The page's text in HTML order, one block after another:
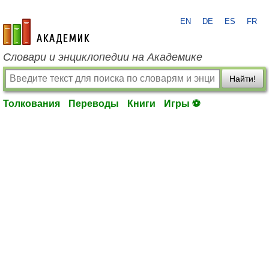
academic.ru
EN DE ES FR
Словари и энциклопедии на Академике
Найти!
Толкования Переводы Книги Игры ⚽